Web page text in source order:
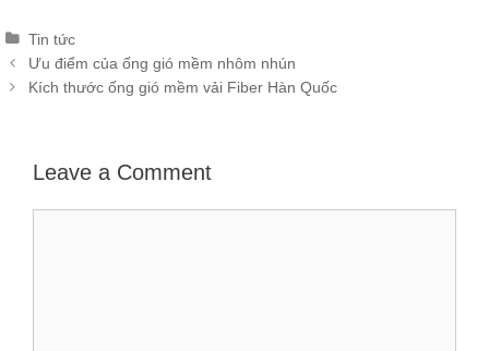
Categories
Tin tức
Post
navigation
Ưu điểm của ống gió mềm nhôm nhún
Kích thước ống gió mềm vải Fiber Hàn Quốc
Leave a Comment